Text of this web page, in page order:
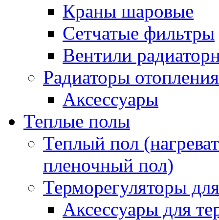
Краны шаровые
Сетчатые фильтры
Вентили
Радиаторы отопления
Аксессуары
Теплые полы
Теплый пол
пленочный пол)
Терморегуляторы
Аксессуары для